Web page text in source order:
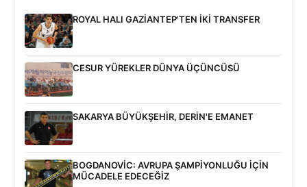
ROYAL HALI GAZİANTEP'TEN İKİ TRANSFER
CESUR YÜREKLER DÜNYA ÜÇÜNCÜSÜ
SAKARYA BÜYÜKŞEHİR, DERİN'E EMANET
BOGDANOVİC: AVRUPA ŞAMPİYONLUĞU İÇİN
MÜCADELE EDECEĞİZ